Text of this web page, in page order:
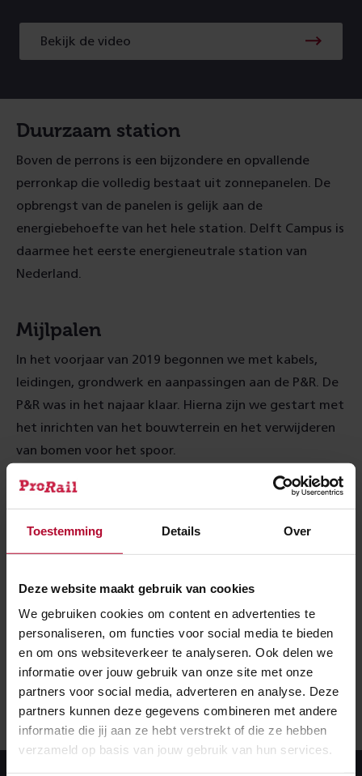
Toestemming Details Over
Deze website maakt gebruik van cookies
We gebruiken cookies om content en advertenties te
personaliseren, om functies voor social media te bieden
en om ons websiteverkeer te analyseren. Ook delen we
informatie over jouw gebruik van onze site met onze
partners voor social media, adverteren en analyse. Deze
partners kunnen deze gegevens combineren met andere
informatie die jij aan ze hebt verstrekt of die ze hebben
verzameld op basis van jouw gebruik van hun services.
Bekijk de video
Duurzaam station
Boven de perrons is een bijzondere en opvallende
perronkap die volledig bestaat uit zonnepanelen. De
opbrengst van de panelen is gelijk aan de
energiebehoefte van het hele station. Delft Campus is
daarmee het eerste energieneutrale station van
Nederland.
Mijlpalen
In het voorjaar van 2019 begonnen we met kabels,
leidingen, grondwerk en aanpassingen aan de P&R. De
P&R was in het najaar klaar. Hierna zijn we gestart met
het inrichten van het bouwterrein en het verwijderen
van bomen voor het spoor.
Andere grote veranderingen volgden in 2021. Toen
fietsers, bouwden we het station en maakten we een
nieuwe sporen aan.